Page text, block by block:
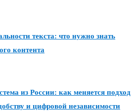
текста: что нужно знать
контента
из России: как меняется подход
и цифровой независимости